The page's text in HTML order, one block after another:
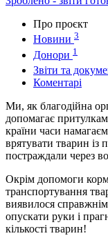
Про проєкт
Новини 3
Донори 1
Звіти та
Коментарі
Ми, як благодійна
допомагає
країни часи
врятувати тварин із
постраждали через
Окрім допомоги
транспортування
виявилося
опускати руки і
кількості тварин!